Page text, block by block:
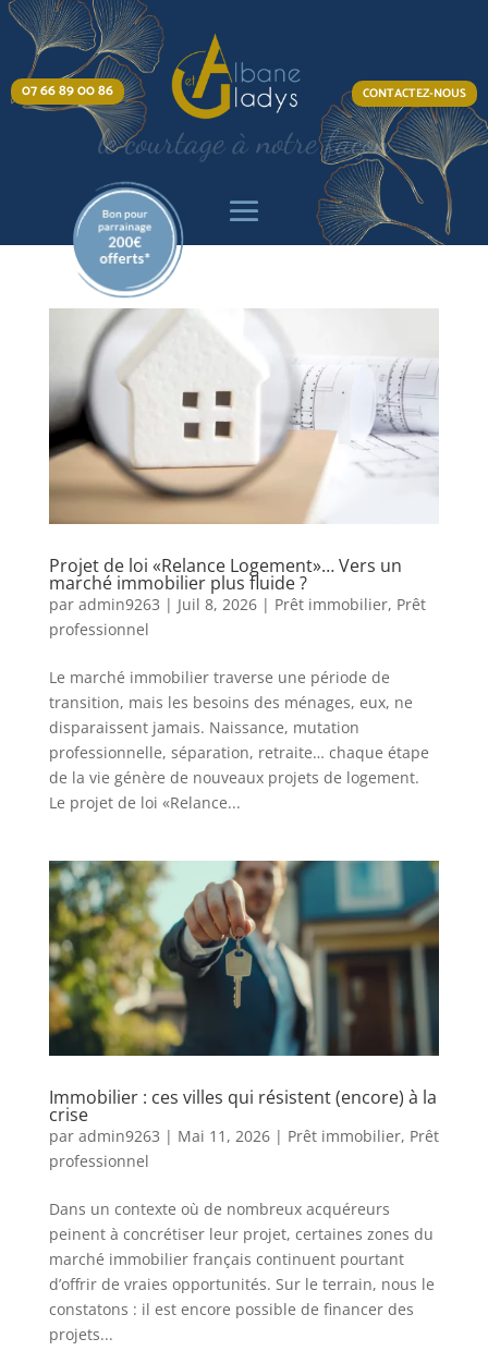
07 66 89 00 86 CONTACTEZ-NOUS
le courtage à notre façon
Projet de loi «Relance Logement»… Vers un
marché immobilier plus fluide ?
par admin9263 | Juil 8, 2026| Prêt immobilier, Prêt
professionnel
Le marché immobilier traverse une période de
transition, mais les besoins des ménages, eux, ne
disparaissent jamais. Naissance, mutation
professionnelle, séparation, retraite… chaque étape
de la vie génère de nouveaux projets de logement.
Le projet de loi «Relance...
Immobilier : ces villes qui résistent (encore) à la
crise
par admin9263 | Mai 11, 2026| Prêt immobilier, Prêt
professionnel
Dans un contexte où de nombreux acquéreurs
peinent à concrétiser leur projet, certaines zones du
marché immobilier français continuent pourtant
d’offrir de vraies opportunités. Sur le terrain, nous le
constatons : il est encore possible de financer des
projets...